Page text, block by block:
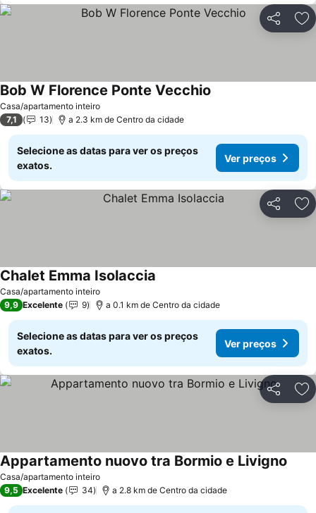
Partilhar
Casa/apartamento inteiro
Bob W Florence Ponte Vecchio
7,1 13 a 2.3 km de Centro da cidade
Selecione as datas para ver os preços
exatos.
Ver preços
Partilhar
Casa/apartamento inteiro
Chalet Emma Isolaccia
9,9 Excelente 9 a 0.1 km de Centro da cidade
Selecione as datas para ver os preços
exatos.
Ver preços
Partilhar
Casa/apartamento inteiro
Appartamento nuovo tra Bormio e Livigno
9,5 Excelente 34 a 2.8 km de Centro da cidade